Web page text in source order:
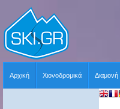
Αρχική Χιονοδρομικά Διαμονή